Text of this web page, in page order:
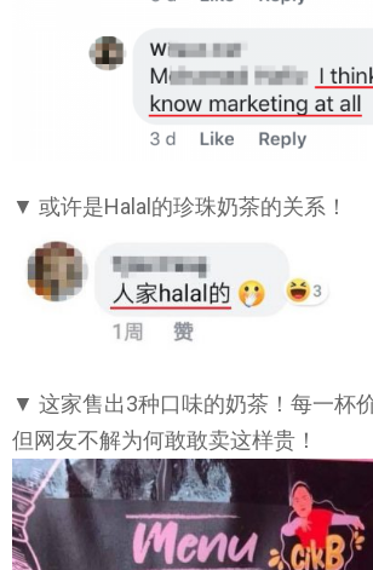
▼ 或许是Halal的珍珠奶茶的关系！
▼ 这家售出3种口味的奶茶！每一杯
但网友不解为何敢敢卖这样贵！